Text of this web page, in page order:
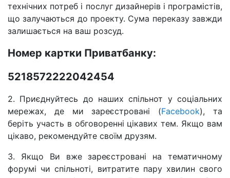
технічних потреб і послуг дизайнерів і програмістів,
що залучаються до проекту. Сума переказу завжди
залишається на ваш розсуд.
Номер картки Приватбанку:
5218572222042454
2. Приєднуйтесь до наших спільнот у соціальних
мережах, де ми зареєстровані (Facebook), та
беріть участь в обговоренні цікавих тем. Якщо вам
цікаво, рекомендуйте своїм друзям.
3. Якщо Ви вже зареєстровані на тематичному
форумі чи спільноті, витратите пару хвилин свого